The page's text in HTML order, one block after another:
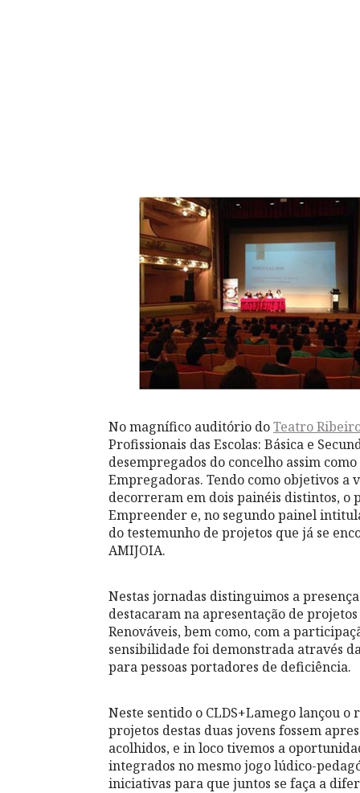
No magnífico auditório doTeatro
Profissionais das Escolas: Básica e
desempregados do concelho assim
Empregadoras. Tendo como objetivos a
decorreram em dois painéis distintos, o
Empreender e, no segundo painel
do testemunho de projetos que já se
AMIJOIA.
Nestas jornadas distinguimos a
destacaram na apresentação de
Renováveis, bem como, com a
sensibilidade foi demonstrada através
para pessoas portadores de deficiência.
Neste sentido o CLDS+Lamego lançou o
projetos destas duas jovens fossem
acolhidos, e in loco tivemos a
integrados no mesmo jogo lúdico-
iniciativas para que juntos se faça a